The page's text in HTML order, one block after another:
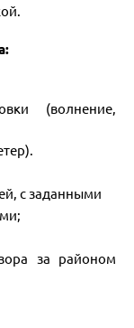
(волнение,
с заданными
за районом